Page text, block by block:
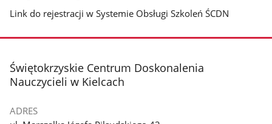
Link do rejestracji w Systemie Obsługi Szkoleń ŚCDN
stopka
Świętokrzyskie Centrum Doskonalenia
Nauczycieli w Kielcach
ADRES